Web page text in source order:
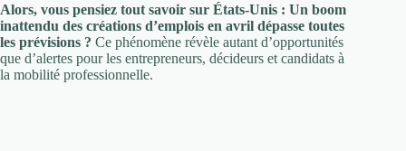
Alors, vous pensiez tout savoir sur États-Unis : Un boom
inattendu des créations d’emplois en avril dépasse toutes
les prévisions ? Ce phénomène révèle autant d’opportunités
que d’alertes pour les entrepreneurs, décideurs et candidats à
la mobilité professionnelle.